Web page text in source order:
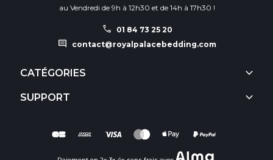
au Vendredi de 9h à 12h30 et de 14h à 17h30 !
call 01 84 73 25 20
comment contact@royalpalacebedding.com
CATÉGORIES keyboard_arrow_down
SUPPORT keyboard_arrow_down